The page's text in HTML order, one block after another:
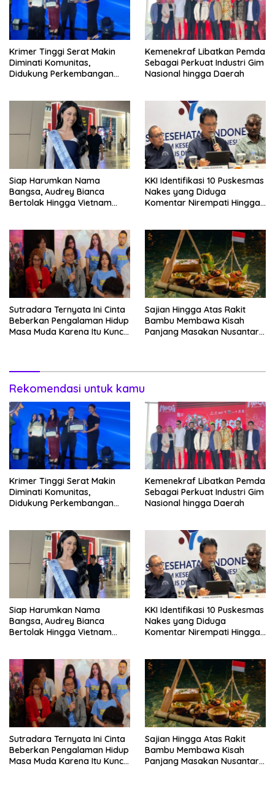
Krimer Tinggi Serat Makin
Diminati Komunitas,
Didukung Perkembangan
Kemenekraf Libatkan Pemda
Sebagai Perkuat Industri Gim
Nasional hingga Daerah
Siap Harumkan Nama
Bangsa, Audrey Bianca
Bertolak Hingga Vietnam
KKI Identifikasi 10 Puskesmas
Nakes yang Diduga
Komentar Nirempati Hingga
Sutradara Ternyata Ini Cinta
Beberkan Pengalaman Hidup
Masa Muda Karena Itu Kunci
Sajian Hingga Atas Rakit
Bambu Membawa Kisah
Panjang Masakan Nusantara
Rekomendasi untuk kamu
Krimer Tinggi Serat Makin
Diminati Komunitas,
Didukung Perkembangan
Kemenekraf Libatkan Pemda
Sebagai Perkuat Industri Gim
Nasional hingga Daerah
Siap Harumkan Nama
Bangsa, Audrey Bianca
Bertolak Hingga Vietnam
KKI Identifikasi 10 Puskesmas
Nakes yang Diduga
Komentar Nirempati Hingga
Sutradara Ternyata Ini Cinta
Beberkan Pengalaman Hidup
Masa Muda Karena Itu Kunci
Sajian Hingga Atas Rakit
Bambu Membawa Kisah
Panjang Masakan Nusantara